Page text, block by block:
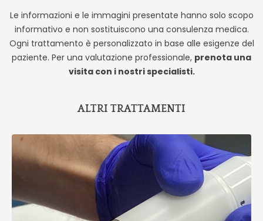
Le informazioni e le immagini presentate hanno solo scopo
informativo e non sostituiscono una consulenza medica.
Ogni trattamento è personalizzato in base alle esigenze del
paziente. Per una valutazione professionale, prenota una
visita con i nostri specialisti.
ALTRI TRATTAMENTI